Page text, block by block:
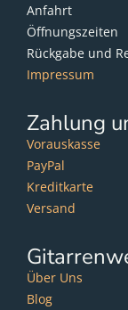
Anfahrt
Öffnungszeiten
Rückgabe und
Impressum
Zahlung
Vorauskasse
PayPal
Kreditkarte
Versand
Über Uns
Blog